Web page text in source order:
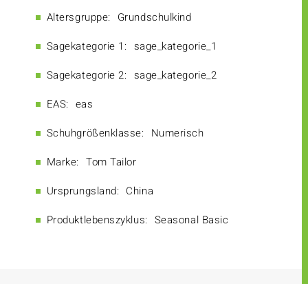
Altersgruppe: Grundschulkind
Sagekategorie 1: sage_kategorie_1
Sagekategorie 2: sage_kategorie_2
EAS: eas
Schuhgrößenklasse: Numerisch
Marke: Tom Tailor
Ursprungsland: China
Produktlebenszyklus: Seasonal Basic